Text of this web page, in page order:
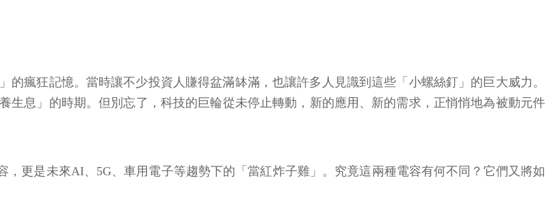
瘋狂記憶。當時讓不少投資人賺得盆滿缽滿，也讓許多人見識到這些「小螺絲釘」的巨大威力。
生息」的時期。但別忘了，科技的巨輪從未停止轉動，新的應用、新的需求，正悄悄地為被動元件
更是未來AI、5G、車用電子等趨勢下的「當紅炸子雞」。究竟這兩種電容有何不同？它們又將如